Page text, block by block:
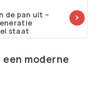
de pan uit –
staat
moderne